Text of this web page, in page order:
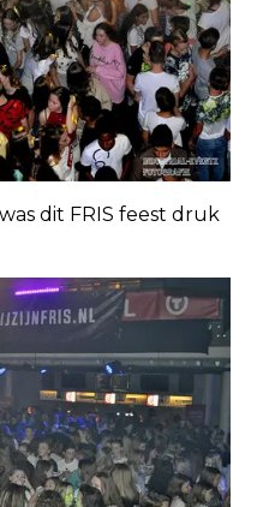
dit FRIS feest druk